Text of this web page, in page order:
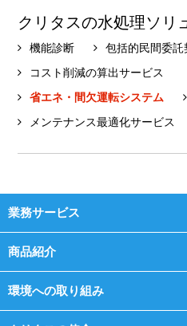
クリタスの水処理ソリ
機能診断
包括的民間委託
コスト削減の算出サービス
省エネ・間欠運転システム
メンテナンス最適化サービス
業務サービス
商品紹介
環境への取り組み